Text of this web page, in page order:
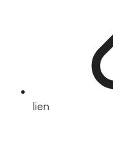
lien